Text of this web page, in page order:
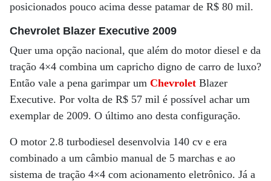
posicionados pouco acima desse patamar de R$ 80 mil.
Chevrolet Blazer Executive 2009
Quer uma opção nacional, que além do motor diesel e da
tração 4×4 combina um capricho digno de carro de luxo?
Então vale a pena garimpar um Chevrolet Blazer
Executive. Por volta de R$ 57 mil é possível achar um
exemplar de 2009. O último ano desta configuração.
O motor 2.8 turbodiesel desenvolvia 140 cv e era
combinado a um câmbio manual de 5 marchas e ao
sistema de tração 4×4 com acionamento eletrônico. Já a